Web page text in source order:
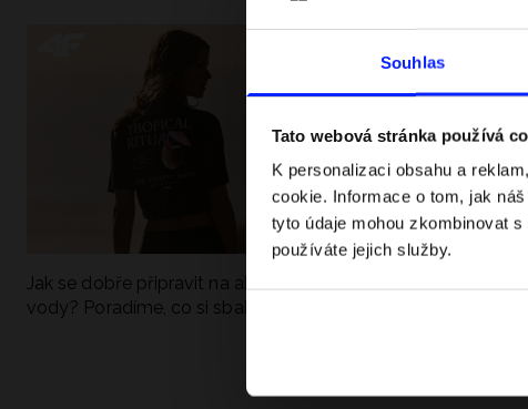
Souhlas
Tato webová stránka používá
K personalizaci obsahu a
cookie. Informace o tom, jak
tyto údaje mohou zkombinovat
používáte jejich služby.
Jak se dobře připravit na aktivní den u
vody? Poradíme, co si sbalit
kategorie?